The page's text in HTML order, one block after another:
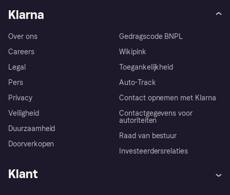
Klarna
Over ons
Careers
Legal
Pers
Privacy
Veiligheid
Duurzaamheid
Doorverkopen
Gedragscode BNPL
Wikipink
Toegankelijkheid
Auto-Track
Contact opnemen met Klarna
Contactgegevens voor
autoriteiten
Raad van bestuur
Investeerdersrelaties
Klant